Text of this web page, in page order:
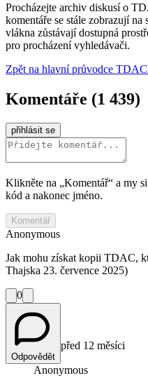
Procházejte archiv diskusí o
komentáře se stále zobrazují na
vlákna zůstávají dostupná
pro procházení vyhledávači.
Zpět na hlavní průvodce TDAC
Komentáře (1 439)
přihlásit se
Klikněte na „Komentář“ a my
kód a nakonec jméno.
Komentář
Anonymous
Jak mohu získat kopii TDAC,
Thajska 23. července 2025)
0
Odpovědět
před 12 měsíci
Anonymous